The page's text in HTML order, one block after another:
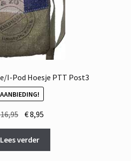
I-Pod Hoesje PTT Post3
AANBIEDING!
Oorspronkelijke
prijs
was:
€ 16,95.
€8,95
prijs
€ 8,95.
Lees verder